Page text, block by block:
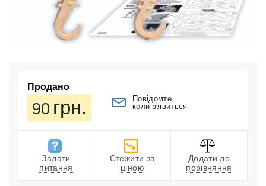
Продано
90 грн.
Повідомте,
коли з'явиться
Задати
питання
Стежити за
ціною
Додати до
порівняння